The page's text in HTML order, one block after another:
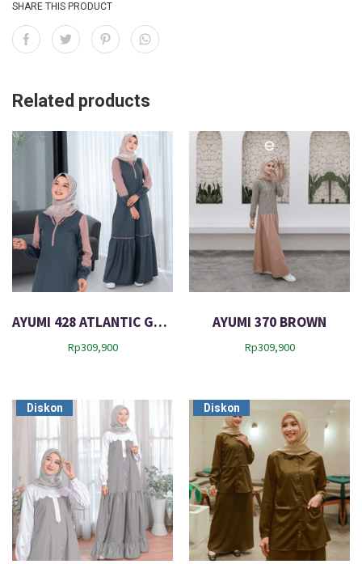
SHARE THIS PRODUCT
Related products
AYUMI 428 ATLANTIC GREEN
Rp309,900
AYUMI 370 BROWN
Rp309,900
Diskon Diskon